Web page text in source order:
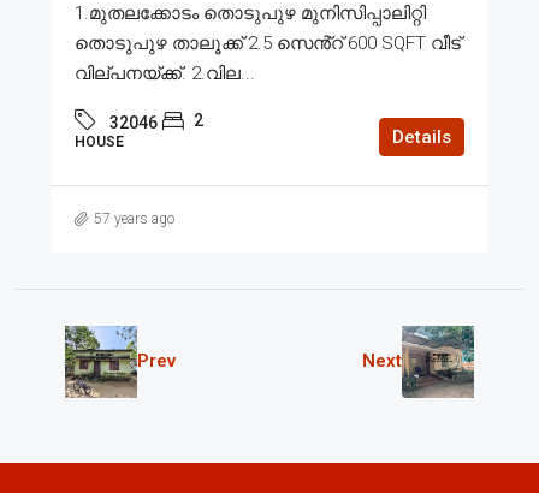
1.മുതലക്കോടം തൊടുപുഴ മുനിസിപ്പാലിറ്റി
തൊടുപുഴ താലൂക്ക് 2.5 സെൻ്റ് 600 SQFT വീട്
വില്പനയ്ക്ക്. 2.വില...
32046 2
HOUSE Details
57 years ago
Prev Next